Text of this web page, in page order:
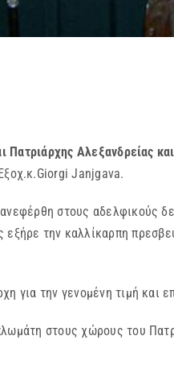
Αλεξανδρείας
Janjgava.
στους αδελφικούς
την καλλίκαρπη
την γενομένη τιμή και
στους χώρους του